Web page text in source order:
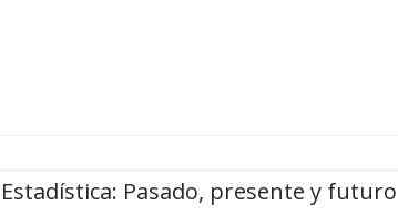
Estadística: Pasado, presente y futuro